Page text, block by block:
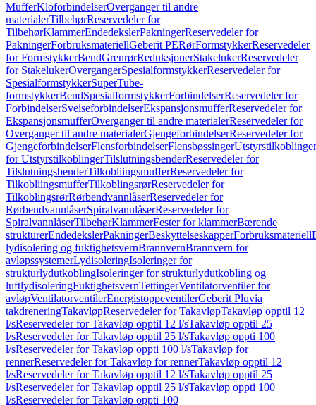
MufferKloforbindelserOverganger til andre
materialerTilbehørReservedeler for
TilbehørKlammerEndedekslerPakningerReservedeler for
PakningerForbruksmateriellGeberit PERørFormstykkerReservedeler
for FormstykkerBendGrenrørReduksjonerStakelukerReservedeler
for StakelukerOvergangerSpesialformstykkerReservedeler for
SpesialformstykkerSuperTube-
formstykkerBendSpesialformstykkerForbindelserReservedeler for
ForbindelserSveiseforbindelserEkspansjonsmufferReservedeler for
EkspansjonsmufferOverganger til andre materialerReservedeler for
Overganger til andre materialerGjengeforbindelserReservedeler for
GjengeforbindelserFlensforbindelserFlensbøssingerUtstyrstilkoblinger
for UtstyrstilkoblingerTilslutningsbenderReservedeler for
TilslutningsbenderTilkobliingsmufferReservedeler for
TilkobliingsmufferTilkoblingsrørReservedeler for
TilkoblingsrørRørbendvannlåserReservedeler for
RørbendvannlåserSpiralvannlåserReservedeler for
SpiralvannlåserTilbehørKlammerFester for klammerBærende
strukturerEndedekslerPakningerBeskyttelseskapperForbruksmateriell
lydisolering og fuktighetsvernBrannvernBrannvern for
avløpssystemerLydisoleringIsoleringer for
strukturlydutkoblingIsoleringer for strukturlydutkobling og
luftlydisoleringFuktighetsvernTettingerVentilatorventiler for
avløpVentilatorventilerEnergistoppeventilerGeberit Pluvia
takdreneringTakavløpReservedeler for TakavløpTakavløp opptil 12
l/sReservedeler for Takavløp opptil 12 l/sTakavløp opptil 25
l/sReservedeler for Takavløp opptil 25 l/sTakavløp oppti 100
l/sReservedeler for Takavløp oppti 100 l/sTakavløp for
rennerReservedeler for Takavløp for rennerTakavløp opptil 12
l/sReservedeler for Takavløp opptil 12 l/sTakavløp opptil 25
l/sReservedeler for Takavløp opptil 25 l/sTakavløp oppti 100
l/sReservedeler for Takavløp oppti 100